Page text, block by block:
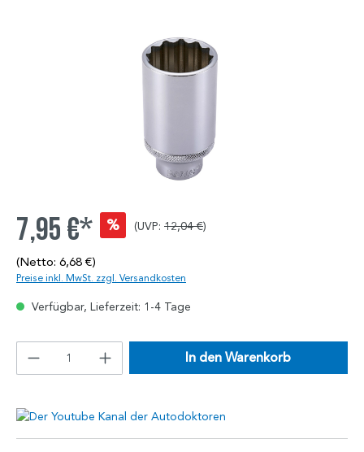
7,95 €* % (UVP: 12,04 €)
(Netto: 6,68 €)
Preise inkl. MwSt. zzgl. Versandkosten
Verfügbar, Lieferzeit: 1-4 Tage
In den Warenkorb